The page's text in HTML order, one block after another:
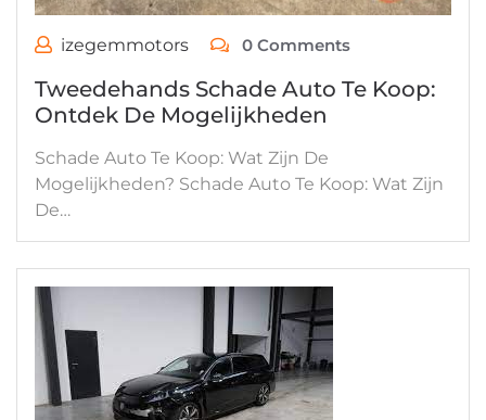
izegemmotors 0 Comments
Tweedehands Schade Auto Te Koop:
Ontdek De Mogelijkheden
Schade Auto Te Koop: Wat Zijn De
Mogelijkheden? Schade Auto Te Koop: Wat Zijn
De…